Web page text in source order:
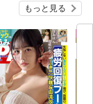
もっと見る